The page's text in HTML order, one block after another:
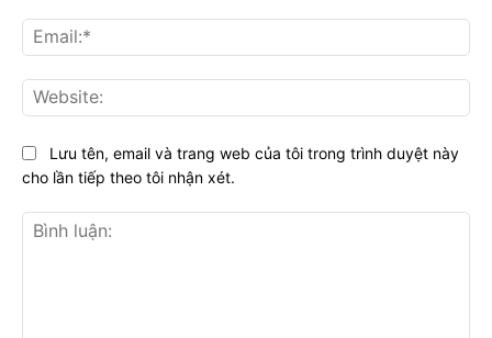
Lưu tên, email và trang web của tôi trong trình duyệt này
cho lần tiếp theo tôi nhận xét.